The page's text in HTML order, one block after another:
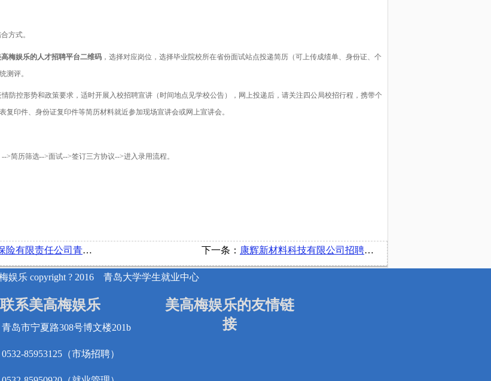
方式。
梅娱乐的人才招聘平台二维码 ，选择对应岗位，选择毕业院校所在省份面试站点投递简历（可上传成绩单、身份证、个
测评。
情防控形势和政策要求，适时开展入校招聘宣讲（时间地点见学校公告），网上投递后，请关注四公局校招行程，携带个
复印件、身份证复印件等简历材料就近参加现场宣讲会或网上宣讲会。
-->简历筛选-->面试-->签订三方协议-->进入录用流程。
责任公司青岛分公司招聘简章 下一条： 康辉新材料科技有限公司招聘简章
娱乐 copyright ? 2016 青岛大学学生就业中心
联系美高梅娱乐
青岛市宁夏路308号博文楼201b
0532-85953125（市场招聘）
美高梅娱乐的友情链
接